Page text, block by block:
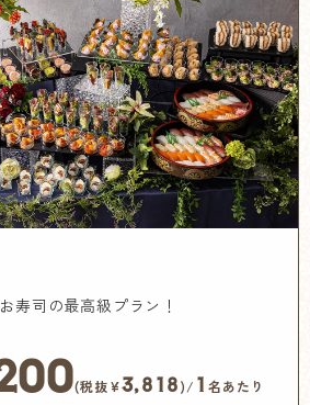
寿司の最高級プラン！
(税抜¥3,818)/ 1 名あたり